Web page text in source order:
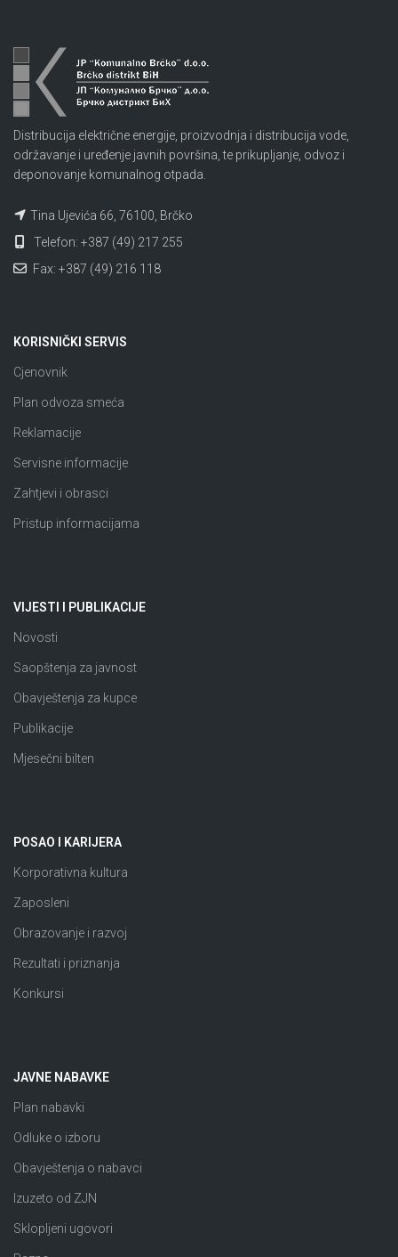
Distribucija električne energije, proizvodnja i distribucija vode,
održavanje i uređenje javnih površina, te prikupljanje, odvoz i
deponovanje komunalnog otpada.
Tina Ujevića 66, 76100, Brčko
Telefon: +387 (49) 217 255
Fax: +387 (49) 216 118
KORISNIČKI SERVIS
Cjenovnik
Plan odvoza smeća
Reklamacije
Servisne informacije
Zahtjevi i obrasci
Pristup informacijama
VIJESTI I PUBLIKACIJE
Novosti
Saopštenja za javnost
Obavještenja za kupce
Publikacije
Mjesečni bilten
POSAO I KARIJERA
Korporativna kultura
Zaposleni
Obrazovanje i razvoj
Rezultati i priznanja
Konkursi
JAVNE NABAVKE
Plan nabavki
Odluke o izboru
Obavještenja o nabavci
Izuzeto od ZJN
Sklopljeni ugovori